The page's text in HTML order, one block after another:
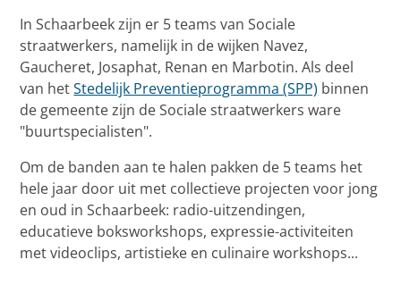
In Schaarbeek zijn er 5 teams van Sociale
straatwerkers, namelijk in de wijken Navez,
Gaucheret, Josaphat, Renan en Marbotin. Als deel
van hetStedelijk Preventieprogramma (SPP) binnen
de gemeente zijn de Sociale straatwerkers ware
"buurtspecialisten".
Om de banden aan te halen pakken de 5 teams het
hele jaar door uit met collectieve projecten voor jong
en oud in Schaarbeek: radio-uitzendingen,
educatieve boksworkshops, expressie-activiteiten
met videoclips, artistieke en culinaire workshops...